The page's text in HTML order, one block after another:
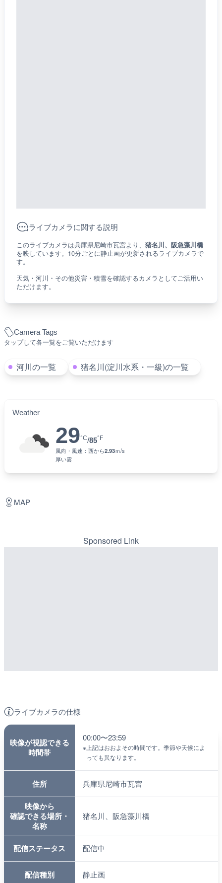
Camera Tags
タップして各一覧をご覧いただけます
河川の一覧 猪名川(淀川水系・一級)の一覧
Weather
29°C/85°F
風向・風速： 西から2.93ｍ/s
厚い雲
ライブカメラに関する説明
このライブカメラは兵庫県尼崎市瓦宮より、 猪名川、阪急藻川橋
を映しています。10分ごとに静止画が更新されるライブカメラで
す。
天気・河川・その他災害・積雪を確認するカメラとしてご活用い
ただけます。
ライブカメラの仕様
映像が視認できる
時間帯
00:00〜23:59
※ 上記はおおよその時間です。季節や天候によ
っても異なります。
住所 兵庫県尼崎市瓦宮
映像から
確認できる場所・
名称
猪名川、阪急藻川橋
配信ステータス 配信中
配信種別 静止画
MAP
Sponsored Link